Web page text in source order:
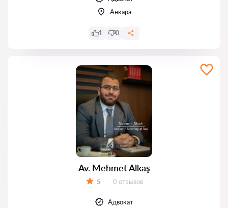
Анкара
1 0
Av. Mehmet Alkaş
5 Отзывов:
0 отзывов
Адвокат